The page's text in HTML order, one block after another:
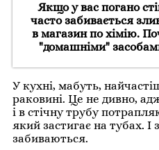
Якщо у вас погано
часто забивається
в магазин по хімію.
"домашніми"
У кухні, мабуть,
раковині. Це не дивно,
і в стічну трубу
який застигає на тубах. І
забиваються.